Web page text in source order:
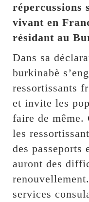
répercussions
vivant en
résidant au
Dans sa
burkinabè
ressortissants
et invite les
faire de même.
les
des
auront des
services